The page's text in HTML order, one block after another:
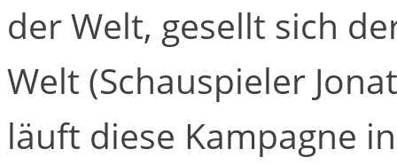
der Welt, gesellt sich
Welt (Schauspieler
läuft diese Kampagne